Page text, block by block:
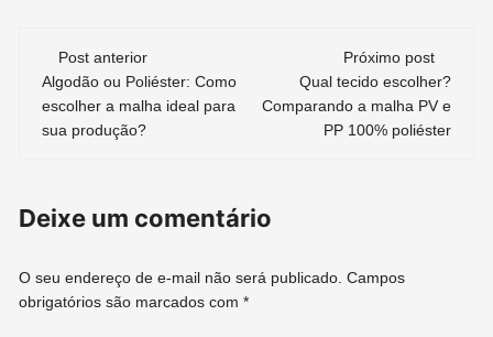
Navegação
de
post
Post anterior
Algodão ou Poliéster: Como
escolher a malha ideal para
sua produção?
Próximo post
Qual tecido escolher?
Comparando a malha PV e
PP 100% poliéster
Deixe um comentário
O seu endereço de e-mail não será publicado. Campos
obrigatórios são marcados com*